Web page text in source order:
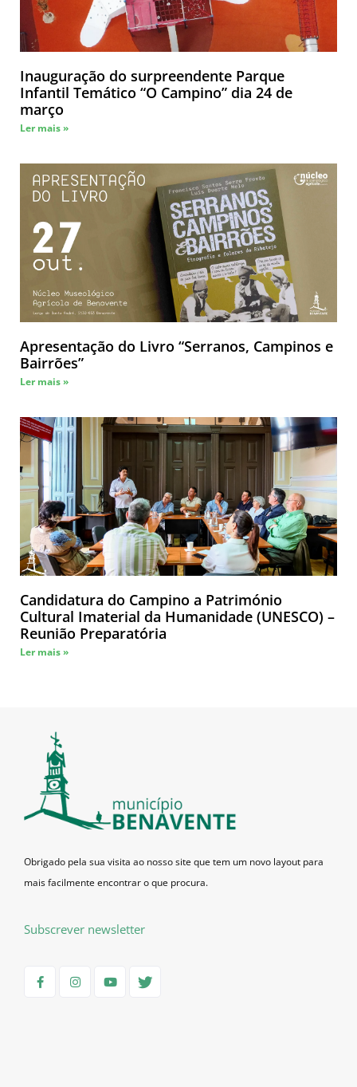
Inauguração do surpreendente Parque
Infantil Temático “O Campino” dia 24 de
março
Ler mais »
Apresentação do Livro “Serranos, Campinos e
Bairrões”
Ler mais »
Candidatura do Campino a Património
Cultural Imaterial da Humanidade (UNESCO) –
Reunião Preparatória
Ler mais »
Obrigado pela sua visita ao nosso site que tem um novo layout para
mais facilmente encontrar o que procura.
Subscrever newsletter